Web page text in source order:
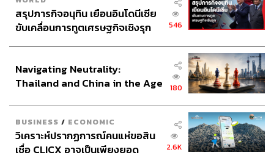
สรุปภารกิจอนุทิน เยือนอินโดนีเซีย
ขับเคลื่อนการทูตเศรษฐกิจเชิงรุก
546
Navigating Neutrality:
Thailand and China in the Age
180
BUSINESS / ECONOMIC
วิเคราะห์ปรากฏการณ์คนแห่ขอสิน
เชื่อ CLICX อาจเป็นเพียงยอด
2.6K